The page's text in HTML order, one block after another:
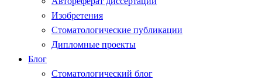
Изобретения
Стоматологические публикации
Дипломные проекты
Блог
Стоматологический блог